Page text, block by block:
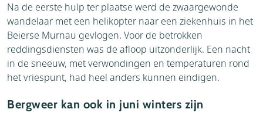
Na de eerste hulp ter plaatse werd de zwaargewonde
wandelaar met een helikopter naar een ziekenhuis in het
Beierse Murnau gevlogen. Voor de betrokken
reddingsdiensten was de afloop uitzonderlijk. Een nacht
in de sneeuw, met verwondingen en temperaturen rond
het vriespunt, had heel anders kunnen eindigen.
Bergweer kan ook in juni winters zijn